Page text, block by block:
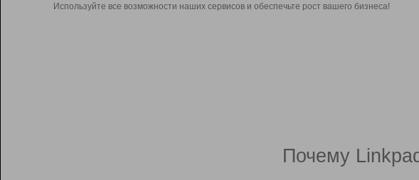
Используйте все возможности наших сервисов и обеспечьте рост вашего бизнеса!
Почему